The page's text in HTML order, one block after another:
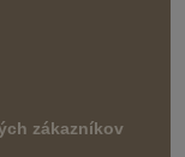
zákazníkov